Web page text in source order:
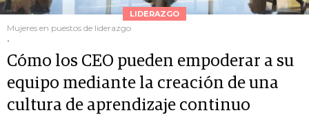
LIDERAZGO
Mujeres en puestos de liderazgo
.
Cómo los CEO pueden empoderar a su
equipo mediante la creación de una
cultura de aprendizaje continuo